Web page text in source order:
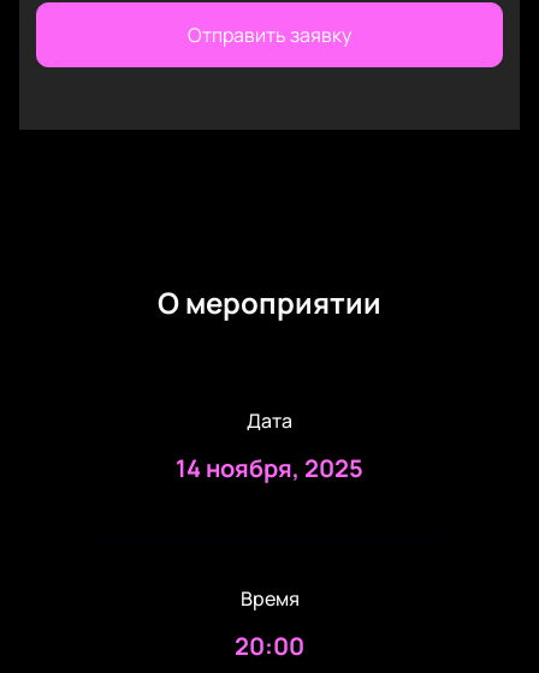
Отправить заявку
О мероприятии
Дата
14 ноября, 2025
Время
20:00